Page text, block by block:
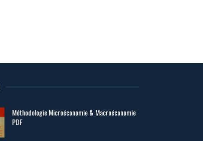
Méthodologie Microéconomie & Macroéconomie
PDF